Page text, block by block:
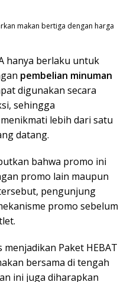
makan bertiga dengan harga
hanya berlaku untuk
pembelian minuman
digunakan secara
sehingga
lebih dari satu
datang.
bahwa promo ini
promo lain maupun
pengunjung
promo sebelum
Paket HEBAT
bersama di tengah
ini juga diharapkan